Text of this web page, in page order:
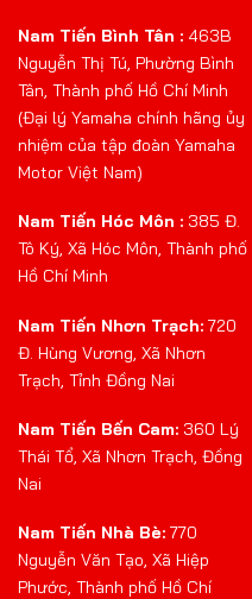
Nam Tiến Bình Tân : 463B
Nguyễn Thị Tú, Phường Bình
Tân, Thành phố Hồ Chí Minh
(Đại lý Yamaha chính hãng ủy
nhiệm của tập đoàn Yamaha
Motor Việt Nam)
Nam Tiến Hóc Môn : 385 Đ.
Tô Ký, Xã Hóc Môn, Thành phố
Hồ Chí Minh
Nam Tiến Nhơn Trạch: 720
Đ. Hùng Vương, Xã Nhơn
Trạch, Tỉnh Đồng Nai
Nam Tiến Bến Cam: 360 Lý
Thái Tổ, Xã Nhơn Trạch, Đồng
Nai
Nam Tiến Nhà Bè: 770
Nguyễn Văn Tạo, Xã Hiệp
Phước, Thành phố Hồ Chí